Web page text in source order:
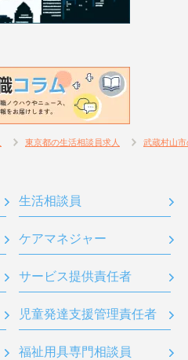
東京都の生活相談員求人 武蔵村山
生活相談員
ケアマネジャー
サービス提供責任者
児童発達支援管理責任者
福祉用具専門相談員